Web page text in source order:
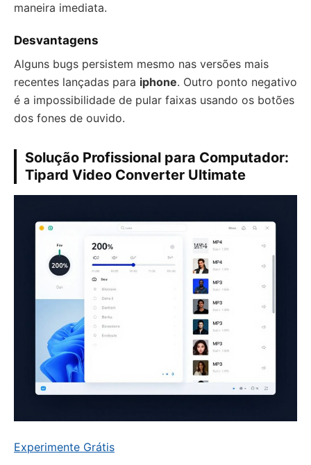
maneira imediata.
Desvantagens
Alguns bugs persistem mesmo nas versões mais
recentes lançadas para iphone. Outro ponto negativo
é a impossibilidade de pular faixas usando os botões
dos fones de ouvido.
Solução Profissional para Computador:
Tipard Video Converter Ultimate
Experimente Grátis